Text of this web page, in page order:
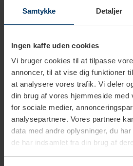
Samtykke Detaljer
Ingen kaffe uden cookies
Vi bruger cookies til at tilpasse
annoncer, til at vise dig funktioner
at analysere vores trafik. Vi deler
din brug af vores hjemmeside med
for sociale medier,
analysepartnere. Vores partnere
data med andre oplysninger, du
de har indsamlet fra din brug af
Jura Leje af maskine - 3
2.500,00 DKK